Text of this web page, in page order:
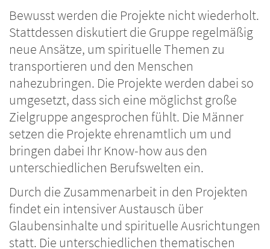
Bewusst werden die Projekte nicht wiederholt.
Stattdessen diskutiert die Gruppe regelmäßig
neue Ansätze, um spirituelle Themen zu
transportieren und den Menschen
nahezubringen. Die Projekte werden dabei so
umgesetzt, dass sich eine möglichst große
Zielgruppe angesprochen fühlt. Die Männer
setzen die Projekte ehrenamtlich um und
bringen dabei Ihr Know-how aus den
unterschiedlichen Berufswelten ein.
Durch die Zusammenarbeit in den Projekten
findet ein intensiver Austausch über
Glaubensinhalte und spirituelle Ausrichtungen
statt. Die unterschiedlichen thematischen